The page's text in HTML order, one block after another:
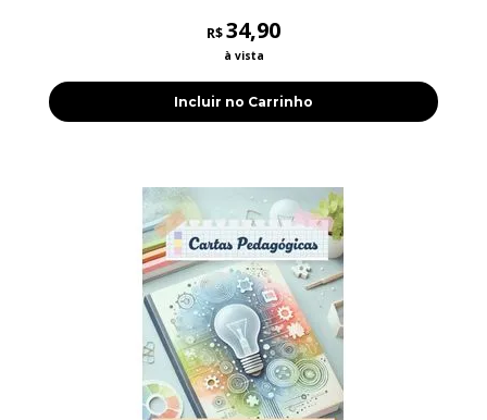
R$34,90
à vista
Incluir no Carrinho